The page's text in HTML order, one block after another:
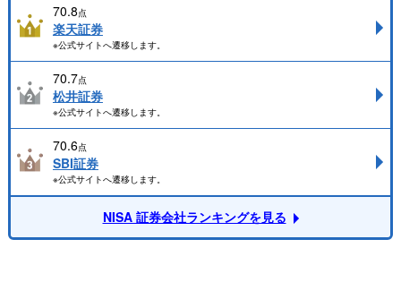
70.8点
楽天証券
※公式サイトへ遷移します。
70.7点
松井証券
※公式サイトへ遷移します。
70.6点
SBI証券
※公式サイトへ遷移します。
NISA 証券会社ランキングを見る